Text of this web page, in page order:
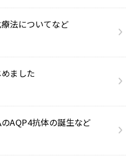
法についてなど
ました
AQP4抗体の誕生など